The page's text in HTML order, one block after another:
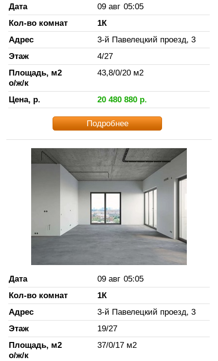
Дата 09 авг 05:05
Кол-во комнат
1К
Адрес
3-й Павелецкий проезд, 3
Этаж
4/27
Площадь, м2
о/ж/к
43,8/0/20 м2
Цена, р. 20 480 880р.
Подробнее
Дата 09 авг 05:05
Кол-во комнат
1К
Адрес
3-й Павелецкий проезд, 3
Этаж
19/27
Площадь, м2
о/ж/к
37/0/17 м2